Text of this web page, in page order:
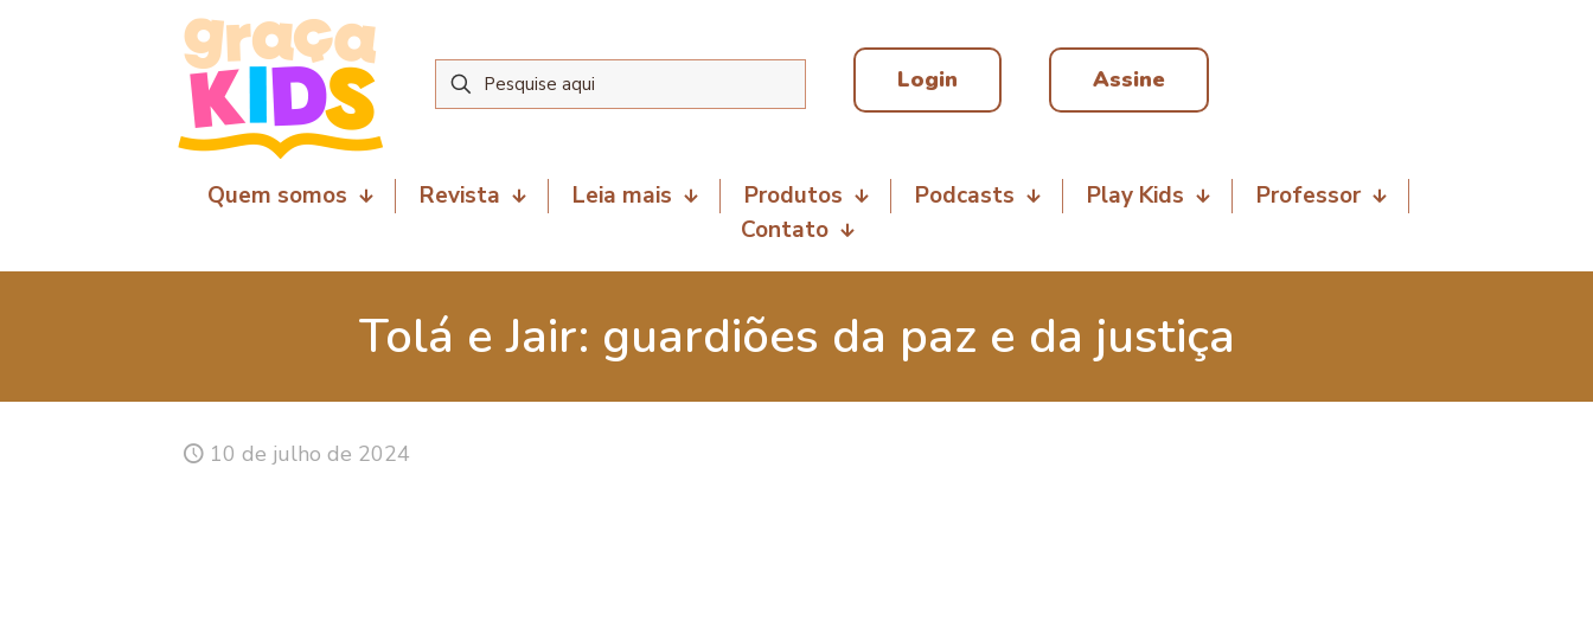
Login Assine
Quem somos Revista Leia mais Produtos Podcasts Play Kids
Professor
Contato
Tolá e Jair: guardiões da paz e da justiça
10 de julho de 2024